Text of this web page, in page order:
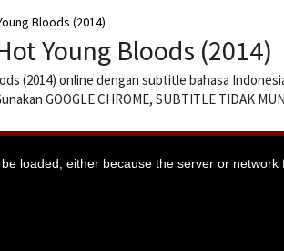
Bloods (2014)
Young Bloods (2014)
(2014) online dengan subtitle bahasa
GOOGLE CHROME, SUBTITLE TIDAK
loaded, either because the server or